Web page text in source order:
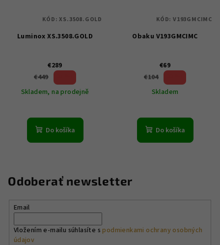
Luminox XS.3508.GOLD
€289
€449
Skladem, na prodejně
Do košíka
KÓD:XS.3508.GOLD
Obaku V193GMCIMC
€69
€104
Skladem
Do košíka
KÓD: V193GMCIMC
Odoberať newsletter
Email
Vložením e-mailu súhlasíte spodmienkami ochrany osobných
údajov